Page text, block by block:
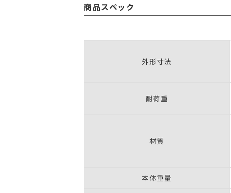
商品スペック
外形寸法
耐荷重
材質
本体重量